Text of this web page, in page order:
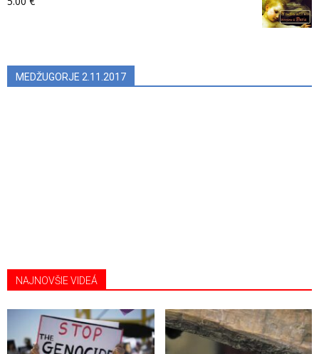
MEDŽUGORJE 2.11.2017
NAJNOVŠIE VIDEÁ